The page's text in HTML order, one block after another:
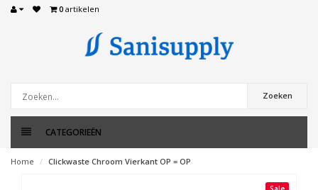
0 artikelen
Zoeken
CATEGORIEËN
Home Clickwaste Chroom Vierkant OP = OP